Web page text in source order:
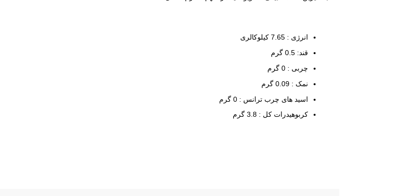
انرژی : 7.65 کیلوکالری
قند: 0.5 گرم
چربی : 0 گرم
نمک : 0.09 گرم
اسید های چرب ترانس : 0 گرم
کربوهیدرات کل : 3.8 گرم